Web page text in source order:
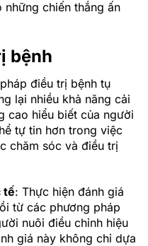
những chiến thắng ấn
bệnh
điều trị bệnh tụ
lại nhiều khả năng cải
cao hiểu biết của người
tự tin hơn trong việc
chăm sóc và điều trị
tế: Thực hiện đánh giá
từ các phương pháp
nuôi điều chỉnh hiệu
giá này không chỉ dựa